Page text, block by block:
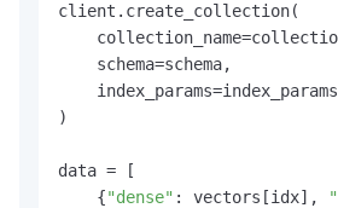
client.create_collection(
    schema=schema,
    index_params=index_params
)
data = [
    {
"dense" : vectors[idx],